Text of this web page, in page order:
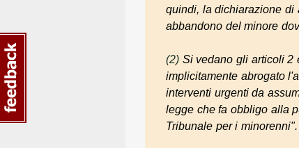
quindi, la dichiarazione di
abbandono del minore
(2) Si vedano gli articoli 2
implicitamente abrogato
interventi urgenti da
legge che fa obbligo alla
Tribunale per i minorenni".